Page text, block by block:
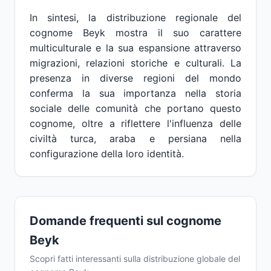
In sintesi, la distribuzione regionale del
cognome Beyk mostra il suo carattere
multiculturale e la sua espansione attraverso
migrazioni, relazioni storiche e culturali. La
presenza in diverse regioni del mondo
conferma la sua importanza nella storia
sociale delle comunità che portano questo
cognome, oltre a riflettere l'influenza delle
civiltà turca, araba e persiana nella
configurazione della loro identità.
Domande frequenti sul cognome
Beyk
Scopri fatti interessanti sulla distribuzione globale del